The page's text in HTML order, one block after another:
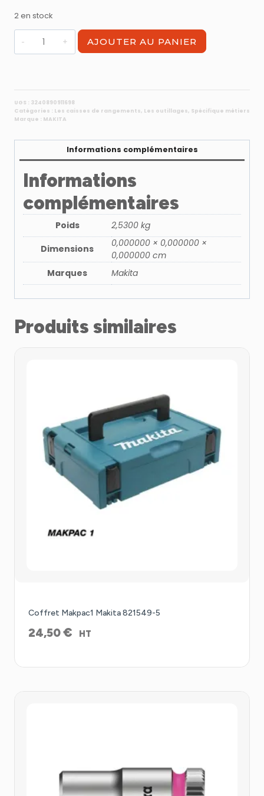
2 en stock
quantité
de
821552-
6
AJOUTER AU PANIER
UGS : 3240890911698
Catégories : Les caisses de rangements, Les outillages, Spécifique métiers
Marque : MAKITA
Informations complémentaires
Informations
complémentaires
Poids
2,5300 kg
Dimensions
0,000000 × 0,000000 ×
0,000000 cm
Marques
Makita
Produits similaires
Coffret Makpac1 Makita 821549-5
24,50€ HT